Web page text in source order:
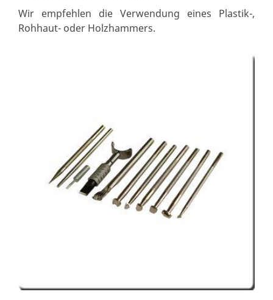
Wir empfehlen die Verwendung eines Plastik-,
Rohhaut- oder Holzhammers.